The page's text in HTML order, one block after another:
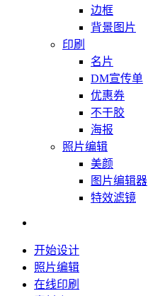
边框
背景图片
印刷
名片
DM宣传单
优惠券
不干胶
海报
照片编辑
美颜
图片编辑器
特效滤镜
开始设计
照片编辑
在线印刷